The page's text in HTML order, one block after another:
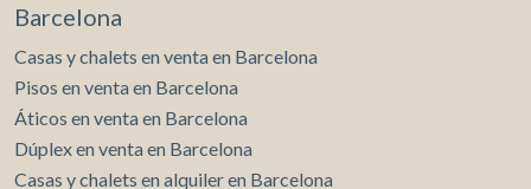
con tecnología de última generación, área de relax y
activo, espacio de coworking con diseño vanguardista,
sala polivalente para eventos, reuniones o celebraciones
privadas. Una zona tranquila y en plena proyección, esta
con la cercanía de Barcelona, a solo 20 minutos: Tranvías
Barcelona
Casas y chalets en venta en Barcelona
Pisos en venta en Barcelona
Áticos en venta en Barcelona
Dúplex en venta en Barcelona
Casas y chalets en alquiler en Barcelona